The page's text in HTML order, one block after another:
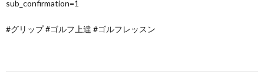
sub_confirmation=1
#グリップ #ゴルフ上達 #ゴルフレッスン